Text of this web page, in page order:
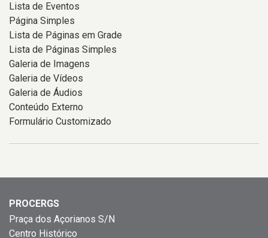
Lista de Eventos
Página Simples
Lista de Páginas em Grade
Lista de Páginas Simples
Galeria de Imagens
Galeria de Vídeos
Galeria de Áudios
Conteúdo Externo
Formulário Customizado
PROCERGS
Praça dos Açorianos S/N
Centro Histórico